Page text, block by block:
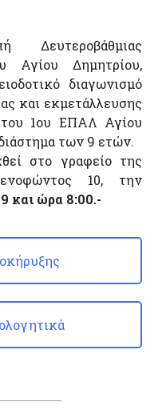
Αγίου Δημητρίου,
διαγωνισμό
και εκμετάλλευσης
του 1ου ΕΠΑΛ Αγίου
των 9 ετών.
στο γραφείο της
10, την
και ώρα 8:00.-